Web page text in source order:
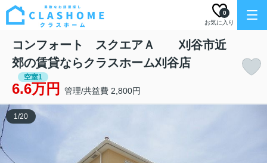
お気に入り
0
コンフォート スクエアＡ 刈谷市近
郊の賃貸ならクラスホーム刈谷店
空室1
6.6万円 管理/共益費 2,800円
1/20